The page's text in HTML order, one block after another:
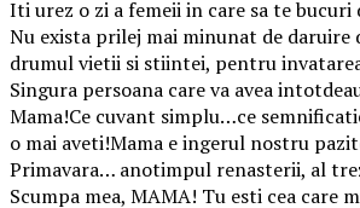
Iti urez o zi a femeii in care sa te bucuri
Nu exista prilej mai minunat de daruire
drumul vietii si stiintei, pentru
Singura persoana care va avea
Mama!Ce cuvant simplu…ce
o mai aveti!Mama e ingerul nostru
Primavara… anotimpul renasterii, al
Scumpa mea, MAMA! Tu esti cea